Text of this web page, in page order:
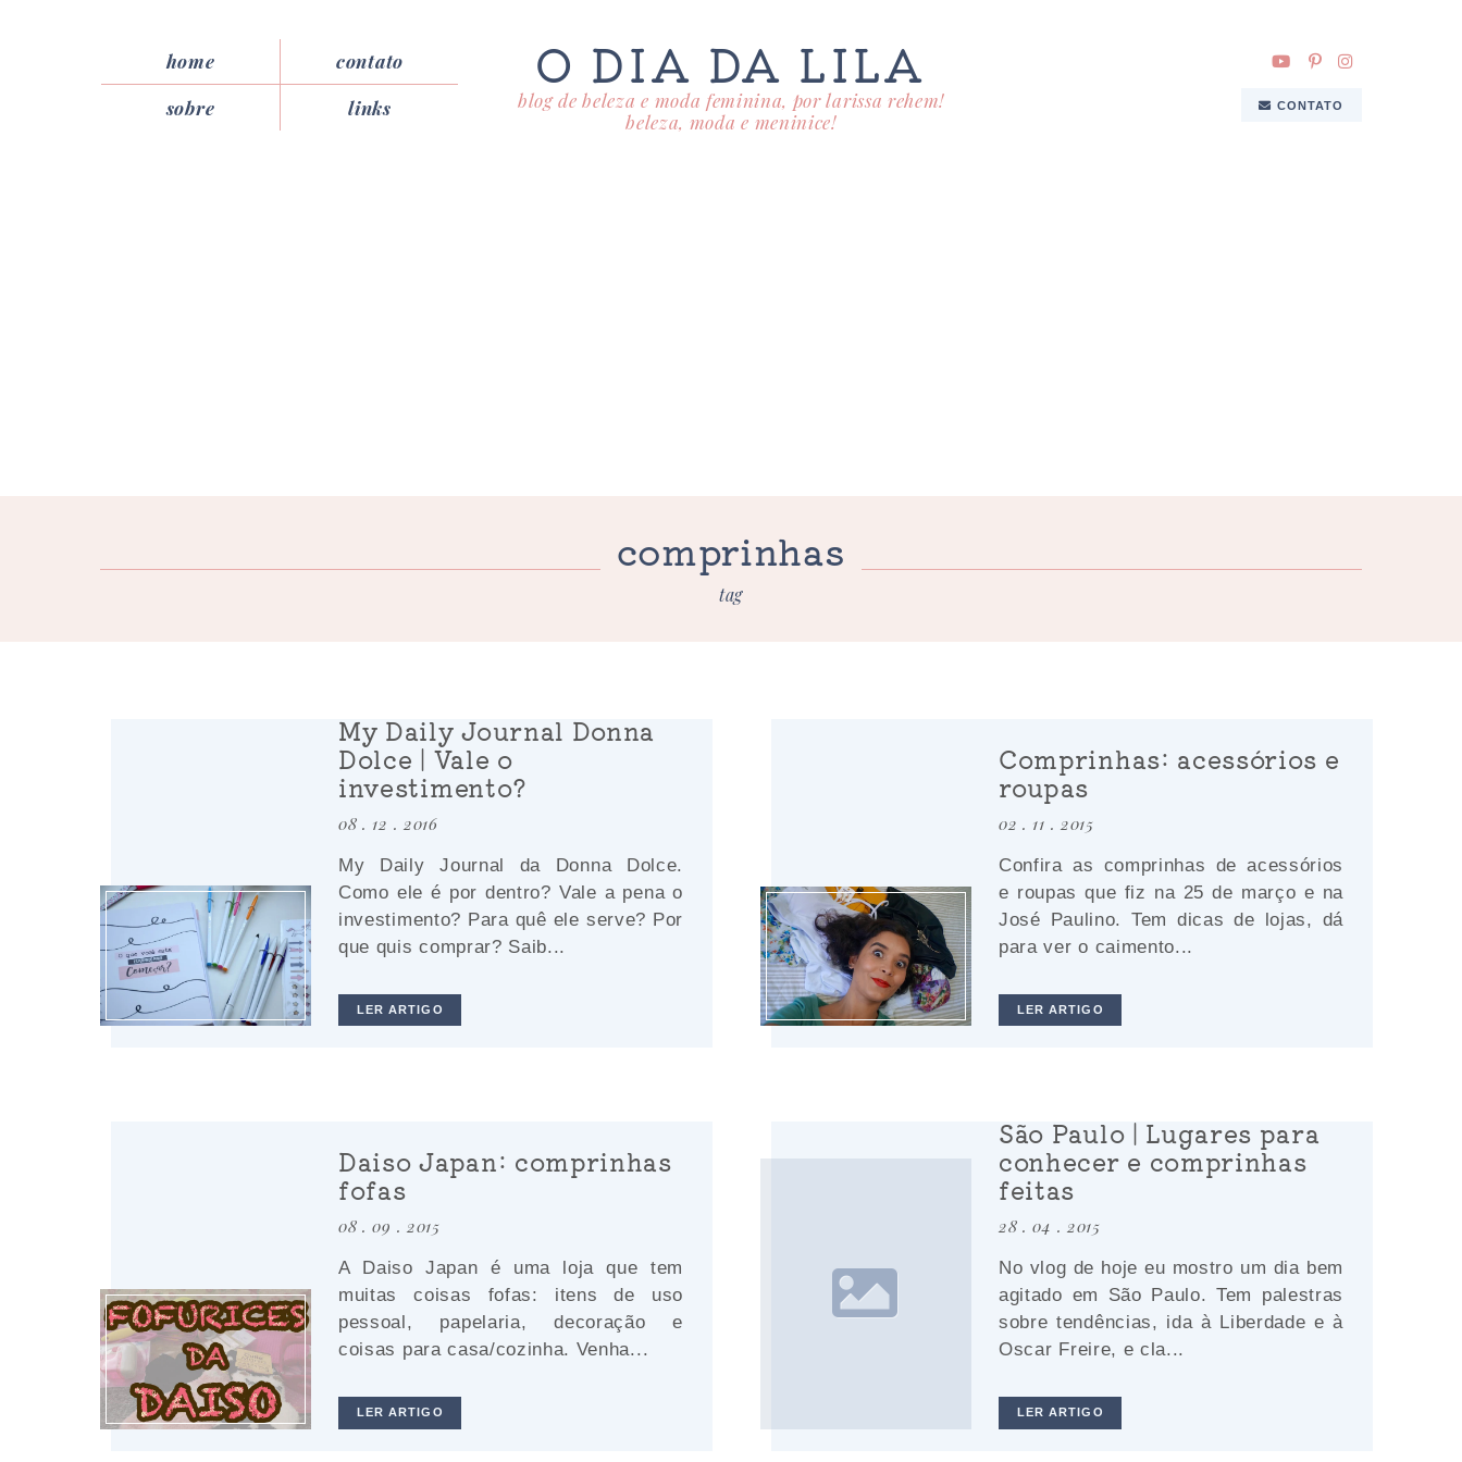
home
contato
sobre
links
O DIA DA LILA
blog de beleza e moda feminina, por larissa rehem!
beleza, moda e meninice!
CONTATO
comprinhas
tag
My Daily Journal Donna
Dolce | Vale o
investimento?
08 . 12 . 2016
My Daily Journal da Donna Dolce.
Como ele é por dentro? Vale a pena o
investimento? Para quê ele serve? Por
que quis comprar? Saib...
LER ARTIGO
Comprinhas: acessórios e
roupas
02 . 11 . 2015
Confira as comprinhas de acessórios
e roupas que fiz na 25 de março e na
José Paulino. Tem dicas de lojas, dá
para ver o caimento...
LER ARTIGO
Daiso Japan: comprinhas
fofas
08 . 09 . 2015
A Daiso Japan é uma loja que tem
muitas coisas fofas: itens de uso
pessoal, papelaria, decoração e
coisas para casa/cozinha. Venha...
LER ARTIGO
São Paulo | Lugares para
conhecer e comprinhas
feitas
28 . 04 . 2015
No vlog de hoje eu mostro um dia bem
agitado em São Paulo. Tem palestras
sobre tendências, ida à Liberdade e à
Oscar Freire, e cla...
LER ARTIGO